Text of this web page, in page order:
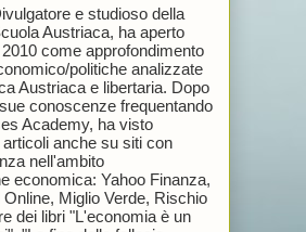
e studioso della
Austriaca, ha aperto
come approfondimento
politiche analizzate
Austriaca e libertaria. Dopo
conoscenze frequentando
Academy, ha visto
anche su siti con
nell'ambito
economica: Yahoo Finanza,
Online, Miglio Verde, Rischio
dei libri "L'economia è un